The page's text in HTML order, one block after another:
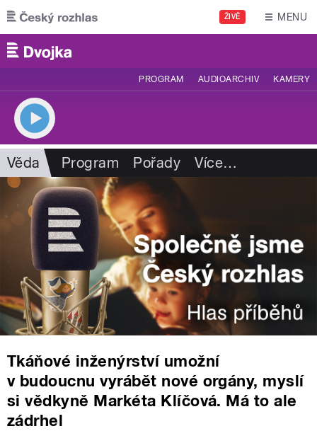
Přejít k hlavnímu obsahu
ŽIVĚ MENU
PROGRAM AUDIOARCHIV KAMERY
Věda Program Pořady Více…
Tkáňové inženýrství umožní
v budoucnu vyrábět nové orgány, myslí
si vědkyně Markéta Klíčová. Má to ale
zádrhel